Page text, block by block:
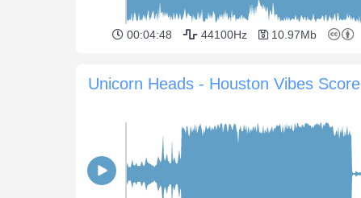
00:04:48 44100Hz 10.97Mb
Unicorn Heads - Houston Vibes Score